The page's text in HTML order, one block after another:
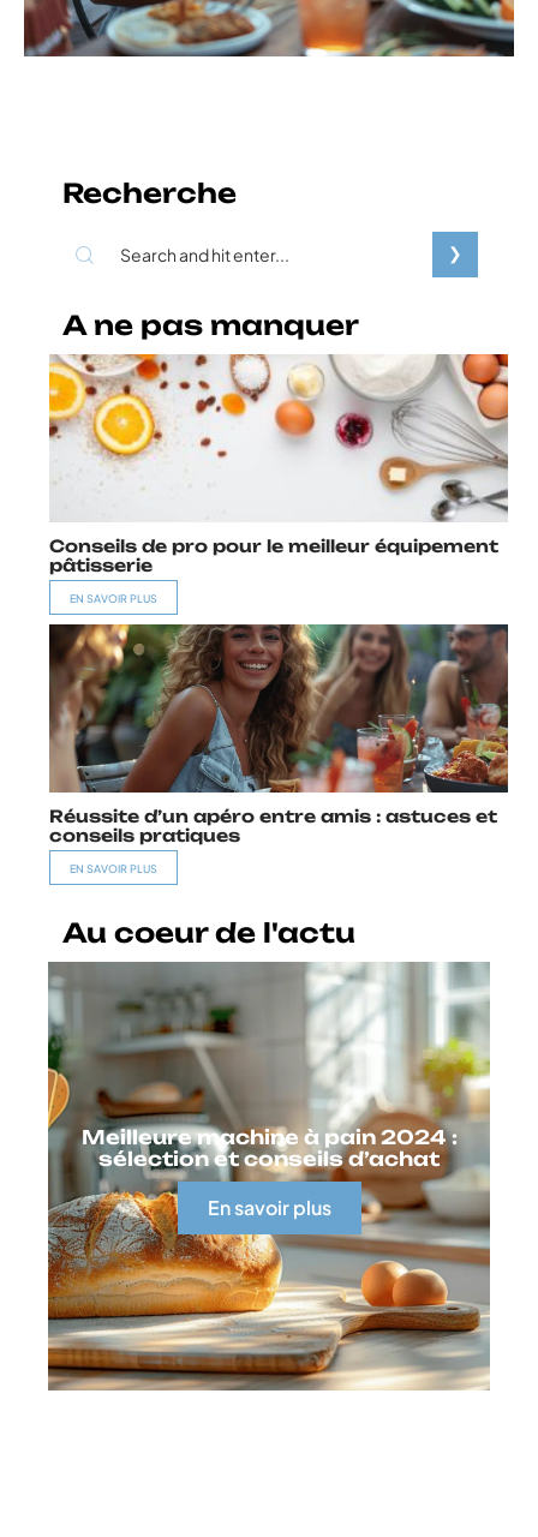
Recherche
A ne pas manquer
Conseils de pro pour le meilleur équipement
pâtisserie
EN SAVOIR PLUS
Réussite d’un apéro entre amis : astuces et
conseils pratiques
EN SAVOIR PLUS
Au coeur de l'actu
Meilleure machine à pain 2024 :
sélection et conseils d’achat
En savoir plus